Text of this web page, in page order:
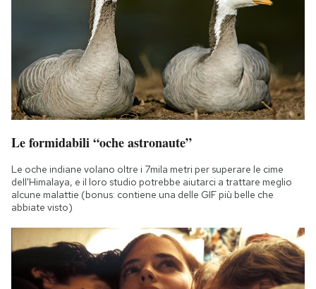
Le formidabili “oche astronaute”
Le oche indiane volano oltre i 7mila metri per superare le cime
dell'Himalaya, e il loro studio potrebbe aiutarci a trattare meglio
alcune malattie (bonus: contiene una delle GIF più belle che
abbiate visto)